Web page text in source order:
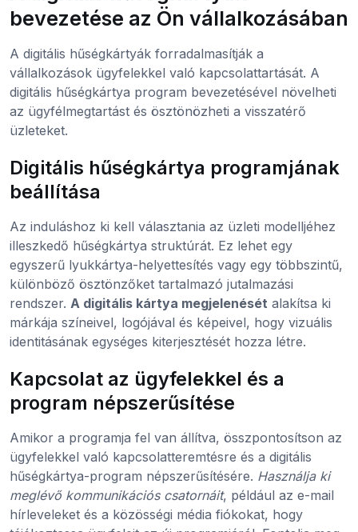
bevezetése az Ön vállalkozásában
A digitális hűségkártyák forradalmasítják a
vállalkozások ügyfelekkel való kapcsolattartását. A
digitális hűségkártya program bevezetésével növelheti
az ügyfélmegtartást és ösztönözheti a visszatérő
üzleteket.
Digitális hűségkártya programjának
beállítása
Az induláshoz ki kell választania az üzleti modelljéhez
illeszkedő hűségkártya struktúrát. Ez lehet egy
egyszerű lyukkártya-helyettesítés vagy egy többszintű,
különböző ösztönzőket tartalmazó jutalmazási
rendszer. A digitális kártya megjelenését alakítsa ki
márkája színeivel, logójával és képeivel, hogy vizuális
identitásának egységes kiterjesztését hozza létre.
Kapcsolat az ügyfelekkel és a
program népszerűsítése
Amikor a programja fel van állítva, összpontosítson az
ügyfelekkel való kapcsolatteremtésre és a digitális
hűségkártya-program népszerűsítésére. Használja ki
meglévő kommunikációs csatornáit, például az e-mail
hírleveleket és a közösségi média fiókokat, hogy